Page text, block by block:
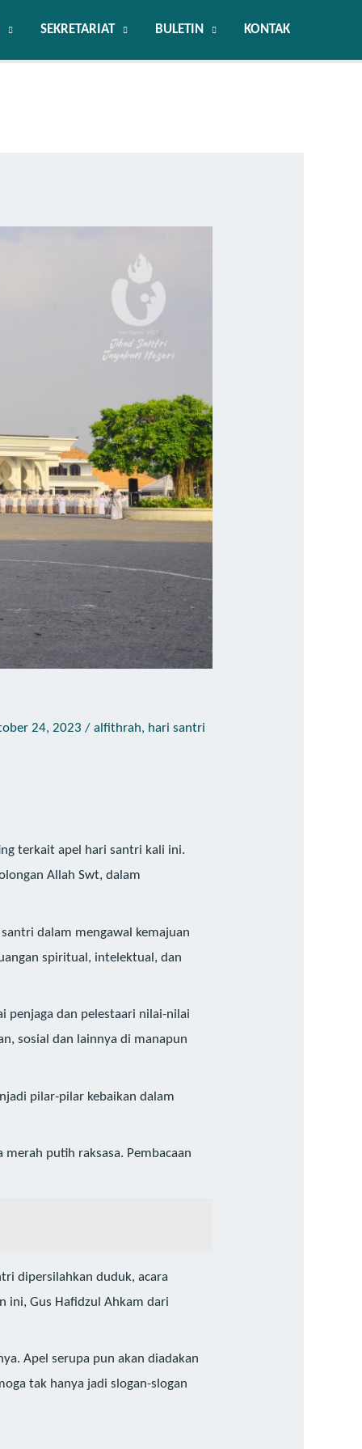
SEKRETARIAT BULETIN KONTAK
24, 2023 /alfithrah, hari santri
terkait apel hari santri kali ini.
Allah Swt, dalam
dalam mengawal kemajuan
spiritual, intelektual, dan
penjaga dan pelestaari nilai-nilai
sosial dan lainnya di manapun
pilar-pilar kebaikan dalam
putih raksasa. Pembacaan
dipersilahkan duduk, acara
ini, Gus Hafidzul Ahkam dari
Apel serupa pun akan diadakan
tak hanya jadi slogan-slogan